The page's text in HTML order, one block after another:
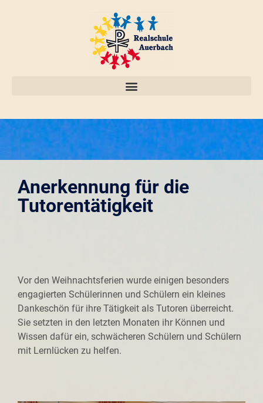
Anerkennung für die
Tutorentätigkeit
Vor den Weihnachtsferien wurde einigen besonders
engagierten Schülerinnen und Schülern ein kleines
Dankeschön für ihre Tätigkeit als Tutoren überreicht.
Sie setzten in den letzten Monaten ihr Können und
Wissen dafür ein, schwächeren Schülern und Schülern
mit Lernlücken zu helfen.